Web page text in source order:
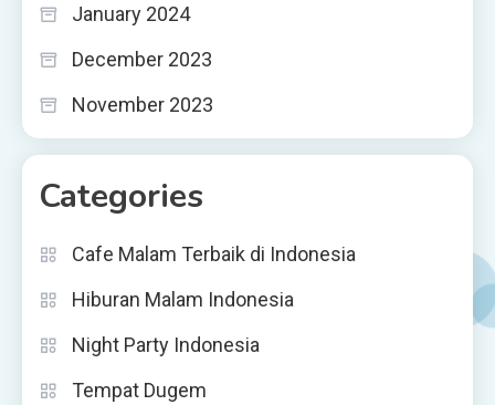
January 2024
December 2023
November 2023
Categories
Cafe Malam Terbaik di Indonesia
Hiburan Malam Indonesia
Night Party Indonesia
Tempat Dugem